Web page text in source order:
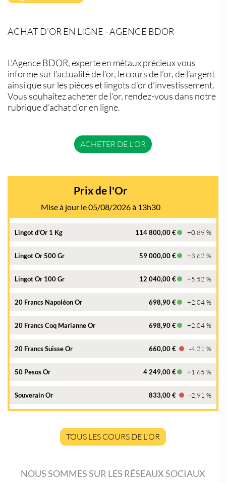
ACHAT D’OR EN LIGNE - AGENCE BDOR
L’Agence BDOR, experte en métaux précieux vous
informe sur l’actualité de l’or, le cours de l’or, de l’argent
ainsi que sur les pièces et lingots d’or d’investissement.
Vous souhaitez acheter de l’or, rendez-vous dans notre
rubrique d’achat d’or en ligne.
ACHETER DE L'OR
Prix de l'Or
Mise à jour le 05/08/2026 à 13h30
Lingot d'Or 1 Kg 114 800,00 € +0,89 %
Lingot Or 500 Gr 59 000,00 € +3,62 %
Lingot Or 100 Gr 12 040,00 € +5,52 %
20 Francs Napoléon Or 698,90 € +2,04 %
20 Francs Coq Marianne Or 698,90 € +2,04 %
20 Francs Suisse Or 660,00 € -4,21 %
50 Pesos Or 4 249,00 € +1,65 %
Souverain Or 833,00 € -2,91 %
TOUS LES COURS DE L'OR
NOUS SOMMES SUR LES RÉSEAUX SOCIAUX